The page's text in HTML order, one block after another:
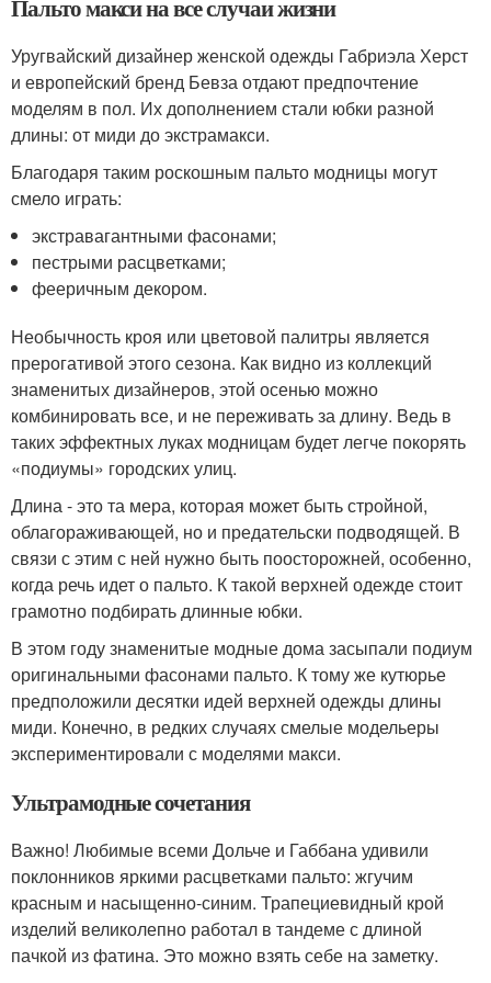
Пальто макси на все случаи жизни
Уругвайский дизайнер женской одежды Габриэла Херст
и европейский бренд Бевза отдают предпочтение
моделям в пол. Их дополнением стали юбки разной
длины: от миди до экстрамакси.
Благодаря таким роскошным пальто модницы могут
смело играть:
экстравагантными фасонами;
пестрыми расцветками;
фееричным декором.
Необычность кроя или цветовой палитры является
прерогативой этого сезона. Как видно из коллекций
знаменитых дизайнеров, этой осенью можно
комбинировать все, и не переживать за длину. Ведь в
таких эффектных луках модницам будет легче покорять
«подиумы» городских улиц.
Длина - это та мера, которая может быть стройной,
облагораживающей, но и предательски подводящей. В
связи с этим с ней нужно быть поосторожней, особенно,
когда речь идет о пальто. К такой верхней одежде стоит
грамотно подбирать длинные юбки.
В этом году знаменитые модные дома засыпали подиум
оригинальными фасонами пальто. К тому же кутюрье
предположили десятки идей верхней одежды длины
миди. Конечно, в редких случаях смелые модельеры
экспериментировали с моделями макси.
Ультрамодные сочетания
Важно! Любимые всеми Дольче и Габбана удивили
поклонников яркими расцветками пальто: жгучим
красным и насыщенно-синим. Трапециевидный крой
изделий великолепно работал в тандеме с длиной
пачкой из фатина. Это можно взять себе на заметку.